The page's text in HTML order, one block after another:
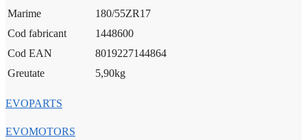
Marime
180/55ZR17
Cod fabricant
1448600
Cod EAN
8019227144864
Greutate
5,90kg
EVOPARTS
EVOMOTORS